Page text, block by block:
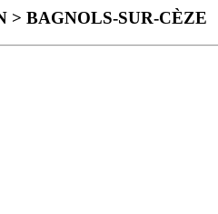
> BAGNOLS-SUR-CÈZE